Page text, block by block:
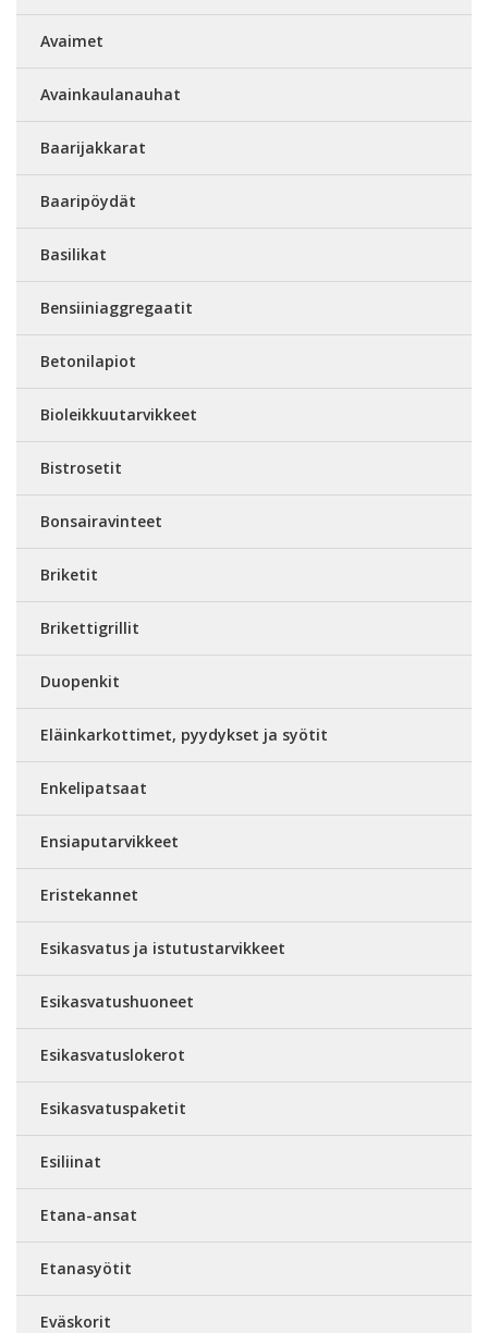
Avaimet
Avainkaulanauhat
Baarijakkarat
Baaripöydät
Basilikat
Bensiiniaggregaatit
Betonilapiot
Bioleikkuutarvikkeet
Bistrosetit
Bonsairavinteet
Briketit
Brikettigrillit
Duopenkit
Eläinkarkottimet, pyydykset ja syötit
Enkelipatsaat
Ensiaputarvikkeet
Eristekannet
Esikasvatus ja istutustarvikkeet
Esikasvatushuoneet
Esikasvatuslokerot
Esikasvatuspaketit
Esiliinat
Etana-ansat
Etanasyötit
Eväskorit